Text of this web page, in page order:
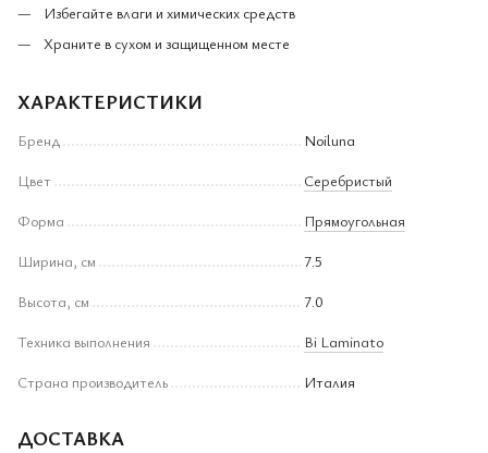
Избегайте влаги и химических средств
Храните в сухом и защищенном месте
ХАРАКТЕРИСТИКИ
Бренд
Noiluna
Цвет
Серебристый
Форма
Прямоугольная
Ширина, см
7.5
Высота, см
7.0
Техника выполнения
Bi Laminato
Страна производитель
Италия
ДОСТАВКА